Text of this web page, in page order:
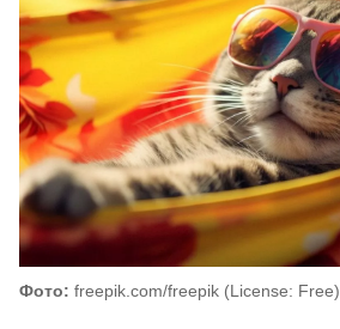
Фото: freepik.com/freepik (License: Free)